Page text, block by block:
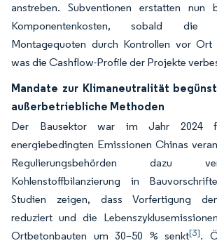
anstreben. Subventionen erstatten
Komponentenkosten, sobald die
Montagequoten durch Kontrollen vor Ort
was die Cashflow-Profile der Projekte
Mandate zur Klimaneutralität
außerbetriebliche Methoden
Der Bausektor war im Jahr 2024
energiebedingten Emissionen Chinas
Regulierungsbehörden dazu
Kohlenstoffbilanzierung in
Studien zeigen, dass Vorfertigung
reduziert und die
Ortbetonbauten um 30–50 % senkt[3].